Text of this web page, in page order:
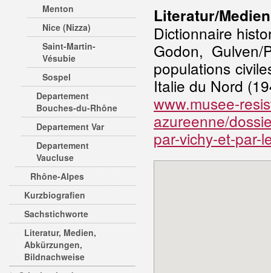
Menton
Nice (Nizza)
Saint-Martin-
Vésubie
Sospel
Departement
Bouches-du-Rhône
Departement Var
Departement
Vaucluse
Rhône-Alpes
Kurzbiografien
Sachstichworte
Literatur, Medien,
Abkürzungen,
Bildnachweise
Literatur/Medien
Dictionnaire
Godon, Gulven/
populations
Italie du Nord
www.musee-
azureenne/
par-vichy-et-par-